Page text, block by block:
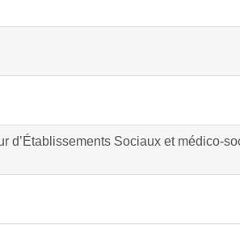
d’Établissements Sociaux et médico-